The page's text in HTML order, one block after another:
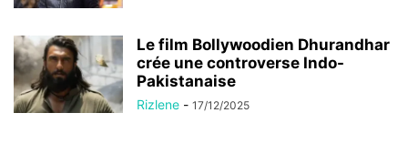
Le film Bollywoodien Dhurandhar
crée une controverse Indo-
Pakistanaise
Rizlene - 17/12/2025